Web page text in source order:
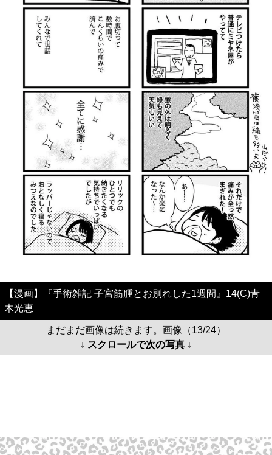
【漫画】『手術雑記 子宮筋腫とお別れした1週間』14(C)青
木光恵
まだまだ画像は続きます。画像（13/24）
↓ スクロールで次の写真 ↓